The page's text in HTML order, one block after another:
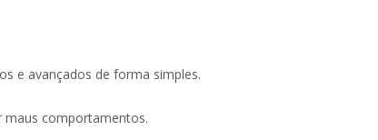
e avançados de forma simples.
comportamentos.